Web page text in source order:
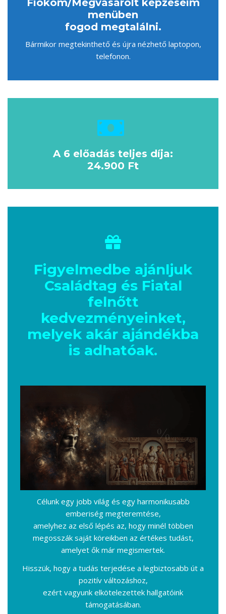
Fiókom/Megvásárolt képzéseim
menüben
fogod megtalálni.
Bármikor megtekinthető és újra nézhető laptopon,
telefonon.
A 6 előadás teljes díja:
24.900 Ft
Figyelmedbe ajánljuk
Családtag és Fiatal
felnőtt
kedvezményeinket,
melyek akár ajándékba
is adhatóak.
Célunk egy jobb világ és egy harmonikusabb
emberiség megteremtése,
amelyhez az első lépés az, hogy minél többen
megosszák saját köreikben az értékes tudást,
amelyet ők már megismertek.
Hisszük, hogy a tudás terjedése a legbiztosabb út a
pozitív változáshoz,
ezért vagyunk elkötelezettek hallgatóink
támogatásában.